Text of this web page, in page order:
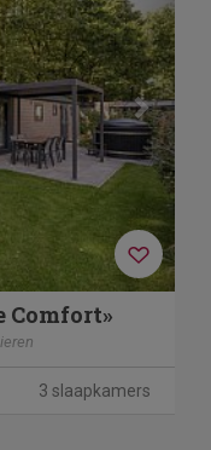
Comfort»
3 slaapkamers